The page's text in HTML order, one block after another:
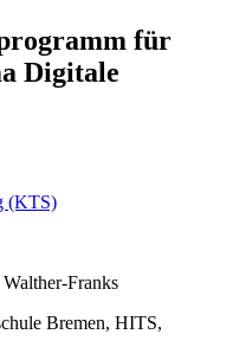
für
Digitale
(KTS)
Franks
Bremen, HITS,